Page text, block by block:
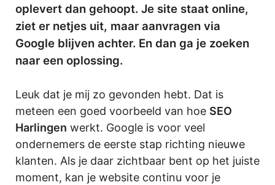
oplevert dan gehoopt. Je site staat online,
ziet er netjes uit, maar aanvragen via
Google blijven achter. En dan ga je zoeken
naar een oplossing.
Leuk dat je mij zo gevonden hebt. Dat is
meteen een goed voorbeeld van hoe SEO
Harlingen werkt. Google is voor veel
ondernemers de eerste stap richting nieuwe
klanten. Als je daar zichtbaar bent op het juiste
moment, kan je website continu voor je